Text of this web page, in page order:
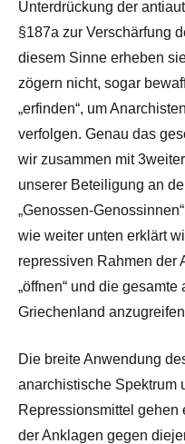
Unterdrückung der
§187a zur Verschärfung
diesem Sinne erheben
zögern nicht, sogar
„erfinden“, um
verfolgen. Genau das
wir zusammen mit
unserer Beteiligung an
„Genossen-
wie weiter unten erklärt
repressiven Rahmen der
„öffnen“ und die
Griechenland
Die breite Anwendung
anarchistische Spektrum
Repressionsmittel gehen
der Anklagen gegen